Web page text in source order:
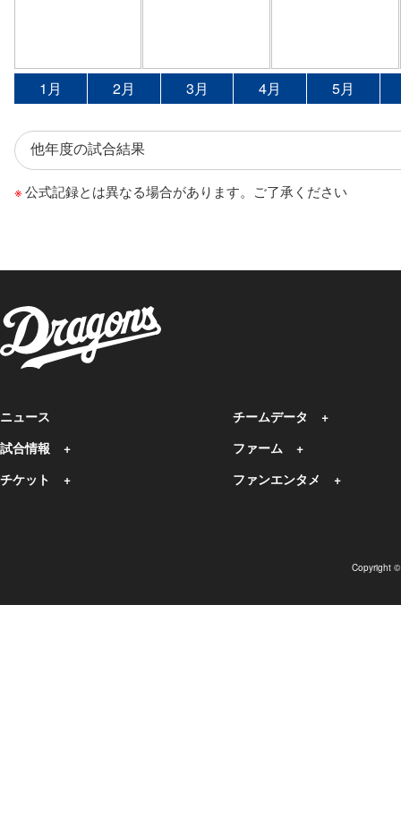
1月 2月 3月 4月 5月
公式記録とは異なる場合があります。ご了承ください
ニュース
試合情報
チケット
チームデータ
ファーム
ファンエンタメ
Copyright